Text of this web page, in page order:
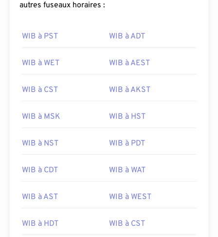
autres fuseaux horaires :
WIB à PST WIB à ADT
WIB à WET WIB à AEST
WIB à CST WIB à AKST
WIB à MSK WIB à HST
WIB à NST WIB à PDT
WIB à CDT WIB à WAT
WIB à AST WIB à WEST
WIB à HDT WIB à CST